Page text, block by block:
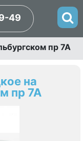
49
пр 7А
на
пр 7А